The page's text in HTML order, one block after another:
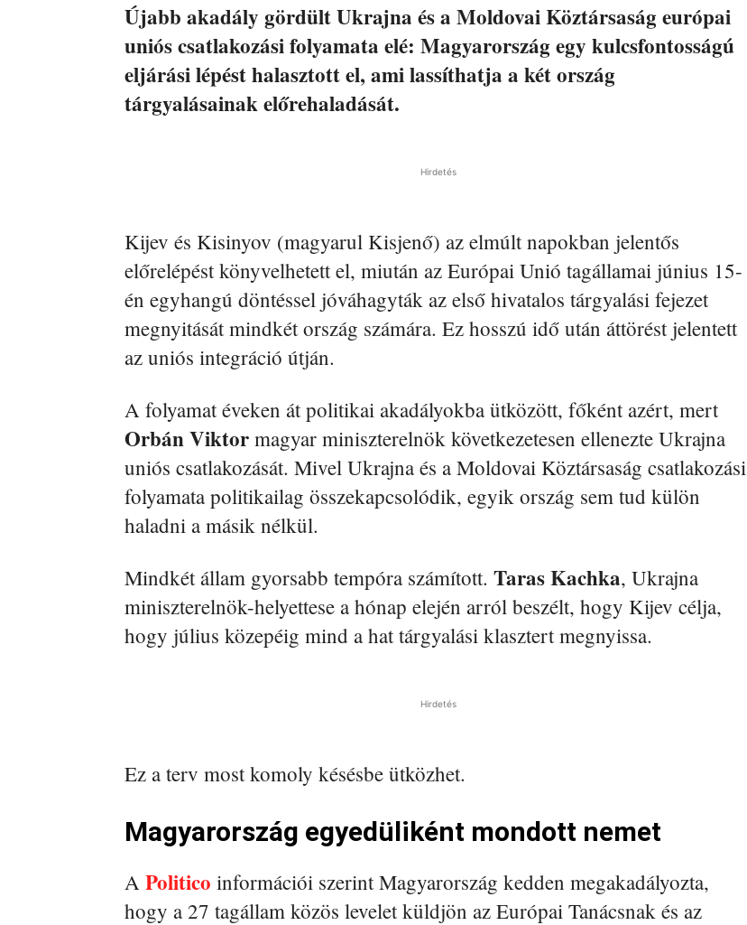
Újabb akadály gördült Ukrajna és a Moldovai Köztársaság európai
uniós csatlakozási folyamata elé: Magyarország egy kulcsfontosságú
eljárási lépést halasztott el, ami lassíthatja a két ország
tárgyalásainak előrehaladását.
Hirdetés
Kijev és Kisinyov (magyarul Kisjenő) az elmúlt napokban jelentős
előrelépést könyvelhetett el, miután az Európai Unió tagállamai június 15-
én egyhangú döntéssel jóváhagyták az első hivatalos tárgyalási fejezet
megnyitását mindkét ország számára. Ez hosszú idő után áttörést jelentett
az uniós integráció útján.
A folyamat éveken át politikai akadályokba ütközött, főként azért, mert
Orbán Viktor magyar miniszterelnök következetesen ellenezte Ukrajna
uniós csatlakozását. Mivel Ukrajna és a Moldovai Köztársaság csatlakozási
folyamata politikailag összekapcsolódik, egyik ország sem tud külön
haladni a másik nélkül.
Mindkét állam gyorsabb tempóra számított. Taras Kachka, Ukrajna
miniszterelnök-helyettese a hónap elején arról beszélt, hogy Kijev célja,
hogy július közepéig mind a hat tárgyalási klasztert megnyissa.
Hirdetés
Ez a terv most komoly késésbe ütközhet.
Magyarország egyedüliként mondott nemet
A Politico információi szerint Magyarország kedden megakadályozta,
hogy a 27 tagállam közös levelet küldjön az Európai Tanácsnak és az